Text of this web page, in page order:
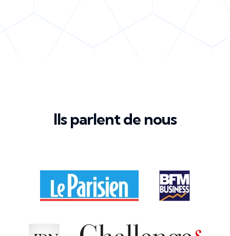
Ils parlent de nous